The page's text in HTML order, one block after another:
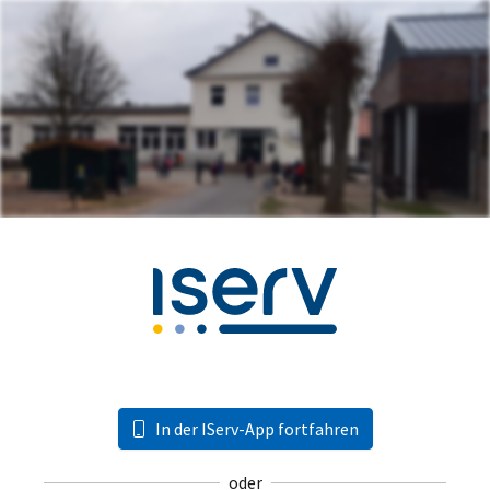
In der IServ-App fortfahren
oder